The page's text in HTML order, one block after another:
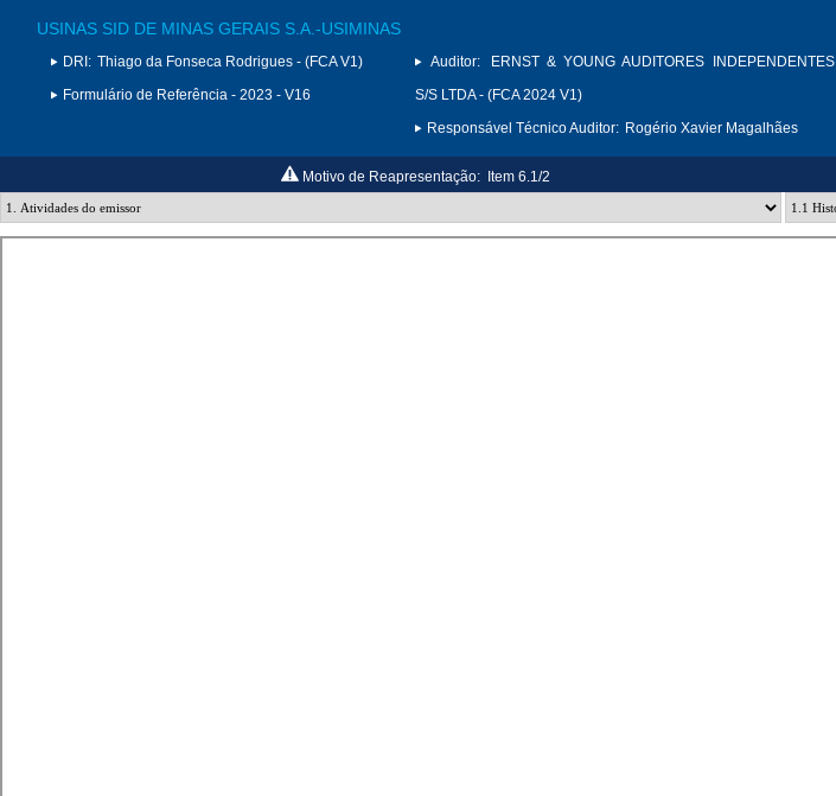
USINAS SID DE MINAS GERAIS S.A.-USIMINAS
DRI: Thiago da Fonseca Rodrigues - (FCA V1)
Formulário de Referência - 2023 - V16
Auditor:
ERNST & YOUNG AUDITORES INDEPENDENTES
S/S LTDA - (FCA 2024 V1)
Responsável Técnico Auditor: Rogério Xavier Magalhães
Motivo de Reapresentação: Item 6.1/2